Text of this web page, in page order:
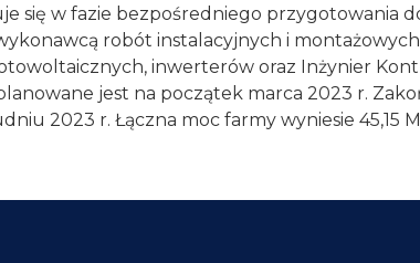
się w fazie bezpośredniego przygotowania
robót instalacyjnych i
inwerterów oraz Inżynier
jest na początek marca 2023 r.
2023 r. Łączna moc farmy wyniesie 45,15